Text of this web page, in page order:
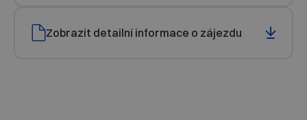
Zobrazit detailní informace o zájezdu